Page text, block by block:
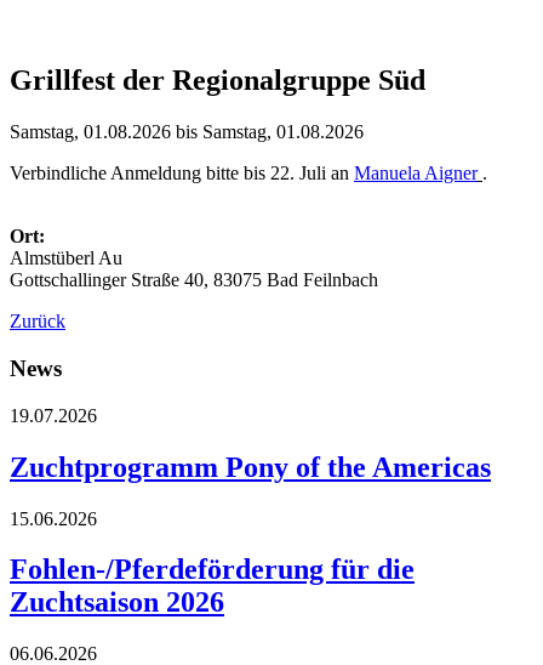
Grillfest der Regionalgruppe Süd
Samstag, 01.08.2026 bis Samstag, 01.08.2026
Verbindliche Anmeldung bitte bis 22. Juli an Manuela Aigner .
Ort:
Almstüberl Au
Gottschallinger Straße 40, 83075 Bad Feilnbach
Zurück
News
19.07.2026
Zuchtprogramm Pony of the Americas
15.06.2026
Fohlen-/Pferdeförderung für die
Zuchtsaison 2026
06.06.2026